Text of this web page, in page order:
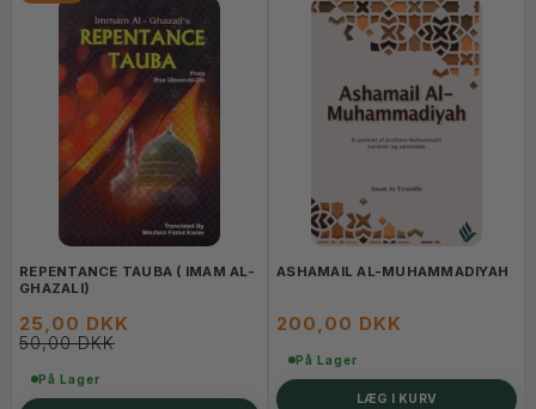
REPENTANCE TAUBA ( IMAM AL-
GHAZALI)
25,00 DKK
50,00 DKK
På Lager
ASHAMAIL AL-MUHAMMADIYAH
200,00 DKK
På Lager
LÆG I KURV